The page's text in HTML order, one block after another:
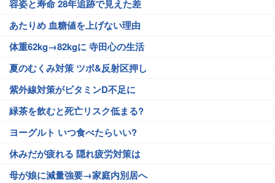
容姿と寿命 28年追跡で見えた差
あたりめ 血糖値を上げない理由
体重62kg→82kgに 寺田心の生活
夏のむくみ対策 ツボ&反射区押し
紫外線対策がビタミンD不足に
緑茶を飲むと死亡リスク低まる?
ヨーグルト いつ食べたらいい?
休みだが疲れる 隠れ疲労対策は
母が娘に減量強要→家庭内別居へ